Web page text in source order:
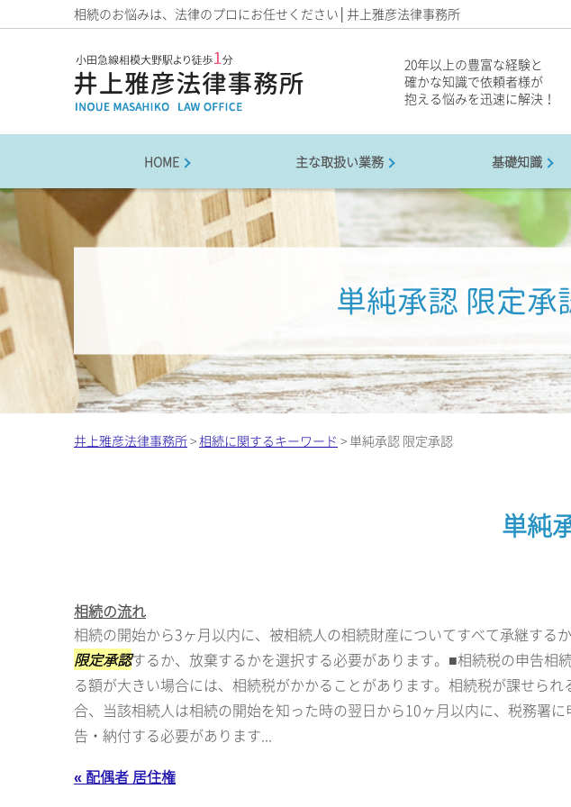
相続のお悩みは、法律のプロにお任せください│井上雅彦法律事務所
20年以上の豊富な経験と
確かな知識で依頼者様が
抱える悩みを迅速に解決！
HOME 主な取扱い業務 基礎知識
単純承認 限定
井上雅彦法律事務所>相続に関するキーワード > 単純承認 限定承認
単純
相続の流れ
相続の開始から3ヶ月以内に、被相続人の相続財産についてすべて承継するか
限定承認するか、放棄するかを選択する必要があります。■相続税の申告相
る額が大きい場合には、相続税がかかることがあります。相続税が課せられ
合、当該相続人は相続の開始を知った時の翌日から10ヶ月以内に、税務署に
告・納付する必要があります...
« 配偶者 居住権